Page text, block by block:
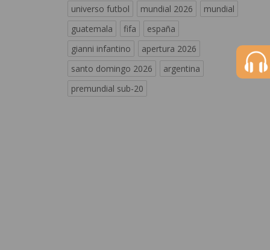
universo futbol mundial 2026
mundial
guatemala
fifa
españa
gianni infantino
apertura 2026
santo domingo 2026
argentina
premundial sub-20